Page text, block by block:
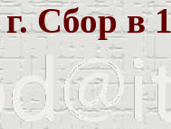
Сбор в